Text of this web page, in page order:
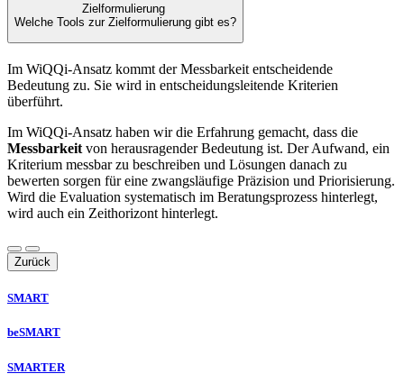
Zielformulierung
Welche Tools zur Zielformulierung gibt es?
Im WiQQi-Ansatz kommt der Messbarkeit entscheidende
Bedeutung zu. Sie wird in entscheidungsleitende Kriterien
überführt.
Im WiQQi-Ansatz haben wir die Erfahrung gemacht, dass die
Messbarkeit von herausragender Bedeutung ist. Der Aufwand, ein
Kriterium messbar zu beschreiben und Lösungen danach zu
bewerten sorgen für eine zwangsläufige Präzision und Priorisierung.
Wird die Evaluation systematisch im Beratungsprozess hinterlegt,
wird auch ein Zeithorizont hinterlegt.
Zurück
SMART
beSMART
SMARTER